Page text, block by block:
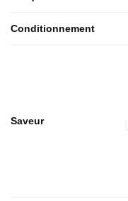
Conditionnement
Saveur